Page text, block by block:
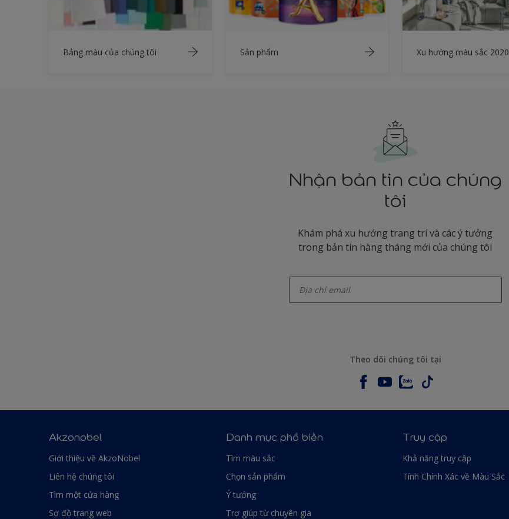
Bảng màu của chúng tôi Sản phẩm Xu hướng màu sắc 2020
Nhận bản tin của chúng
tôi
Khám phá xu hướng trang trí và các ý tưởng
trong bản tin hàng tháng mới của chúng tôi
Theo dõi chúng tôi tại
Akzonobel
Giới thiệu về AkzoNobel
Liên hệ chúng tôi
Tìm một cửa hàng
Sơ đồ trang web
Danh mục phổ biến
Tìm màu sắc
Chọn sản phẩm
Ý tưởng
Trợ giúp từ chuyên gia
Truy cập
Khả năng truy cập
Tính Chính Xác về Màu Sắc